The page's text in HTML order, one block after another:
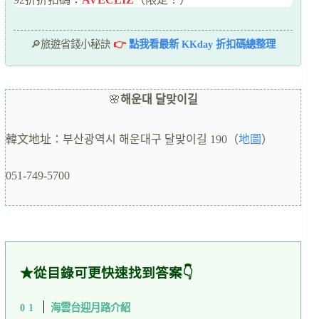
🔎旅遊省錢小秘訣 👉點我看最新 KKday 折扣碼總整理
🌸해운대 달맞이길
韓文地址：부산광역시 해운대구 달맞이길 190（地圖 ）
051-749-5700
★從目錄可更快速找到答案👇
海雲台迎月路介紹